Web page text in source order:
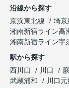
沿線から探す
京浜東北線
埼京
湘南新宿ライン高
湘南新宿ライン宇
駅から探す
西川口
川口 蕨
武蔵浦和
川口